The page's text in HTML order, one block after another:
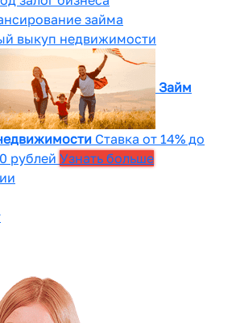
займа
выкуп недвижимости
Займ
Ставка от 14% до
рублей Узнать больше